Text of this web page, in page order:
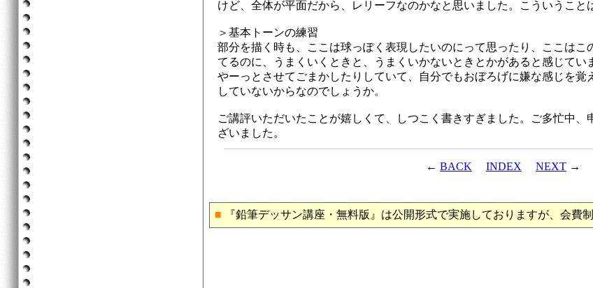
けど、全体が平面だから、レリーフなのかなと思いました。こういうこと
＞基本トーンの練習
部分を描く時も、ここは球っぽく表現したいのにって思ったり、ここはこ
てるのに、うまくいくときと、うまくいかないときとかがあると感じて
やーっとさせてごまかしたりしていて、自分でもおぼろげに嫌な感じを覚
していないからなのでしょうか。
ご講評いただいたことが嬉しくて、しつこく書きすぎました。ご多忙中
ざいました。
← BACK INDEX NEXT →
■ 『鉛筆デッサン講座・無料版』は公開形式で実施しておりますが、会費